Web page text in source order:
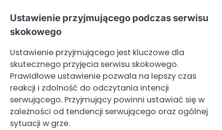
Ustawienie przyjmującego podczas serwisu
skokowego
Ustawienie przyjmującego jest kluczowe dla
skutecznego przyjęcia serwisu skokowego.
Prawidłowe ustawienie pozwala na lepszy czas
reakcji i zdolność do odczytania intencji
serwującego. Przyjmujący powinni ustawiać się w
zależności od tendencji serwującego oraz ogólnej
sytuacji w grze.